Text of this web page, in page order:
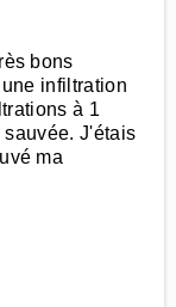
bons
infiltration
à 1
J'étais
ma